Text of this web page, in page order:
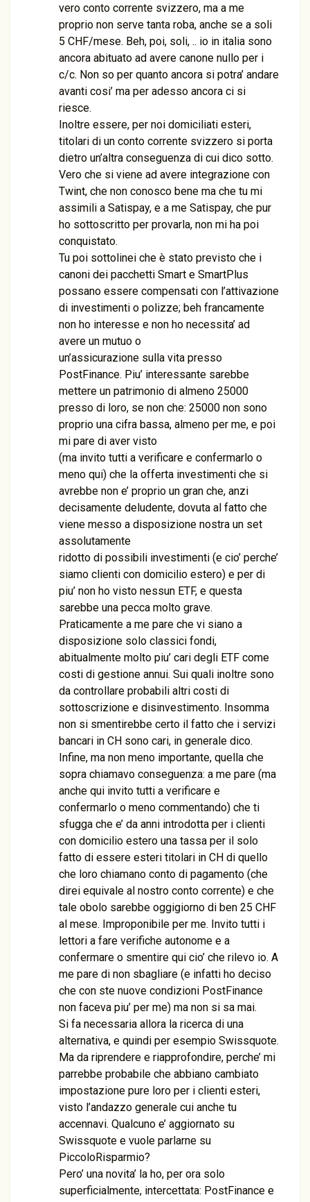
vero conto corrente svizzero, ma a me
proprio non serve tanta roba, anche se a soli
5 CHF/mese. Beh, poi, soli, .. io in italia sono
ancora abituato ad avere canone nullo per i
c/c. Non so per quanto ancora si potra’ andare
avanti cosi’ ma per adesso ancora ci si
riesce.
Inoltre essere, per noi domiciliati esteri,
titolari di un conto corrente svizzero si porta
dietro un’altra conseguenza di cui dico sotto.
Vero che si viene ad avere integrazione con
Twint, che non conosco bene ma che tu mi
assimili a Satispay, e a me Satispay, che pur
ho sottoscritto per provarla, non mi ha poi
conquistato.
Tu poi sottolinei che è stato previsto che i
canoni dei pacchetti Smart e SmartPlus
possano essere compensati con l’attivazione
di investimenti o polizze; beh francamente
non ho interesse e non ho necessita’ ad
avere un mutuo o
un’assicurazione sulla vita presso
PostFinance. Piu’ interessante sarebbe
mettere un patrimonio di almeno 25000
presso di loro, se non che: 25000 non sono
proprio una cifra bassa, almeno per me, e poi
mi pare di aver visto
(ma invito tutti a verificare e confermarlo o
meno qui) che la offerta investimenti che si
avrebbe non e’ proprio un gran che, anzi
decisamente deludente, dovuta al fatto che
viene messo a disposizione nostra un set
assolutamente
ridotto di possibili investimenti (e cio’ perche’
siamo clienti con domicilio estero) e per di
piu’ non ho visto nessun ETF, e questa
sarebbe una pecca molto grave.
Praticamente a me pare che vi siano a
disposizione solo classici fondi,
abitualmente molto piu’ cari degli ETF come
costi di gestione annui. Sui quali inoltre sono
da controllare probabili altri costi di
sottoscrizione e disinvestimento. Insomma
non si smentirebbe certo il fatto che i servizi
bancari in CH sono cari, in generale dico.
Infine, ma non meno importante, quella che
sopra chiamavo conseguenza: a me pare (ma
anche qui invito tutti a verificare e
confermarlo o meno commentando) che ti
sfugga che e’ da anni introdotta per i clienti
con domicilio estero una tassa per il solo
fatto di essere esteri titolari in CH di quello
che loro chiamano conto di pagamento (che
direi equivale al nostro conto corrente) e che
tale obolo sarebbe oggigiorno di ben 25 CHF
al mese. Improponibile per me. Invito tutti i
lettori a fare verifiche autonome e a
confermare o smentire qui cio’ che rilevo io. A
me pare di non sbagliare (e infatti ho deciso
che con ste nuove condizioni PostFinance
non faceva piu’ per me) ma non si sa mai.
Si fa necessaria allora la ricerca di una
alternativa, e quindi per esempio Swissquote.
Ma da riprendere e riapprofondire, perche’ mi
parrebbe probabile che abbiano cambiato
impostazione pure loro per i clienti esteri,
visto l’andazzo generale cui anche tu
accennavi. Qualcuno e’ aggiornato su
Swissquote e vuole parlarne su
PiccoloRisparmio?
Pero’ una novita’ la ho, per ora solo
superficialmente, intercettata: PostFinance e